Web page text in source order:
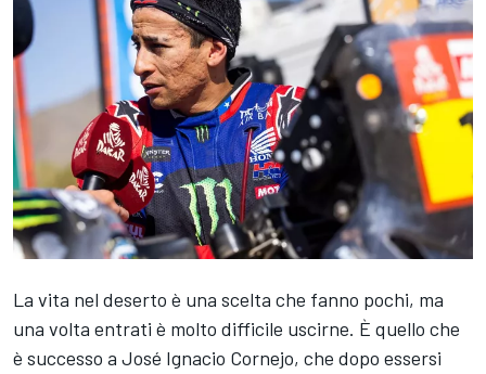
La vita nel deserto è una scelta che fanno pochi, ma
una volta entrati è molto difficile uscirne. È quello che
è successo a José Ignacio Cornejo, che dopo essersi